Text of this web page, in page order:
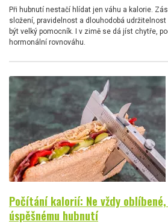
Při hubnutí nestačí hlídat jen váhu a kalorie.
složení, pravidelnost a dlouhodobá
být velký pomocník. I v zimě se dá jíst chytře,
hormonální rovnováhu.
Počítání kalorií: Ne vždy
úspěšnému hubnutí